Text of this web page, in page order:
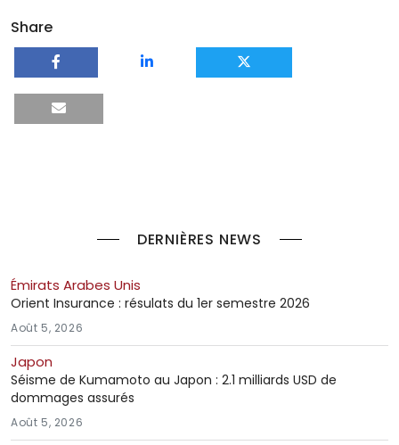
Share
DERNIÈRES NEWS
Émirats Arabes Unis
Orient Insurance : résulats du 1er semestre 2026
Août 5, 2026
Japon
Séisme de Kumamoto au Japon : 2.1 milliards USD de
dommages assurés
Août 5, 2026